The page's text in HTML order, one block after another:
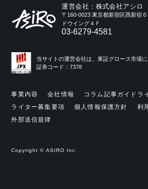
運営会社：株式会社アシロ
〒160-0023 東京都新宿区西新宿
ドウイング４Ｆ
03-6279-4581
当サイトの運営会社は、東証グロース市場に
証券コード：7378
事業内容 会社情報
コラム記事ガイドラ
ライター募集要項
個人情報保護方針
利
外部送信規律
Copyright © ASIRO Inc.